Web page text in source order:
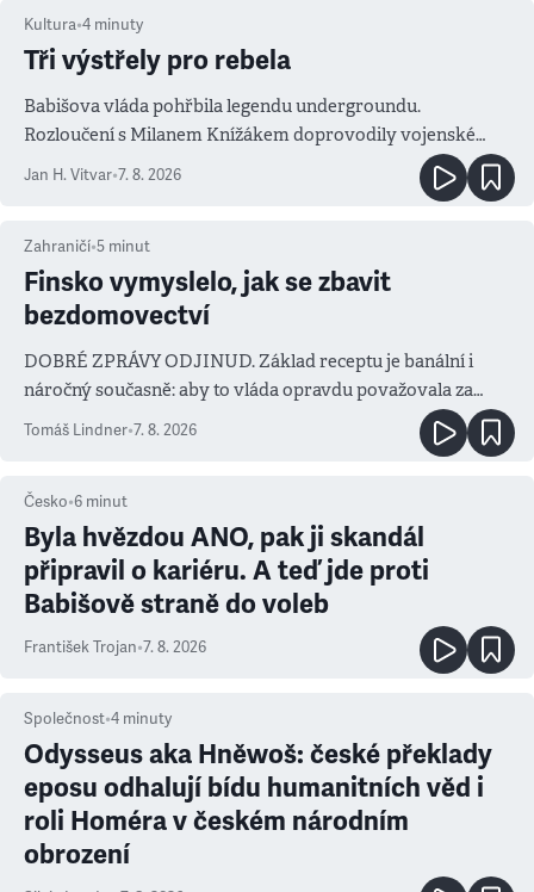
Kultura•4 minuty
Tři výstřely pro rebela
Babišova vláda pohřbila legendu undergroundu.
Rozloučení s Milanem Knížákem doprovodily vojenské
salvy i kritika pokrokářů
Jan H. Vitvar•7. 8. 2026
Zahraničí•5 minut
Finsko vymyslelo, jak se zbavit
bezdomovectví
DOBRÉ ZPRÁVY ODJINUD. Základ receptu je banální i
náročný současně: aby to vláda opravdu považovala za
prioritu
Tomáš Lindner•7. 8. 2026
Česko•6 minut
Byla hvězdou ANO, pak ji skandál
připravil o kariéru. A teď jde proti
Babišově straně do voleb
František Trojan•7. 8. 2026
Společnost•4 minuty
Odysseus aka Hněwoš: české překlady
eposu odhalují bídu humanitních věd i
roli Homéra v českém národním
obrození